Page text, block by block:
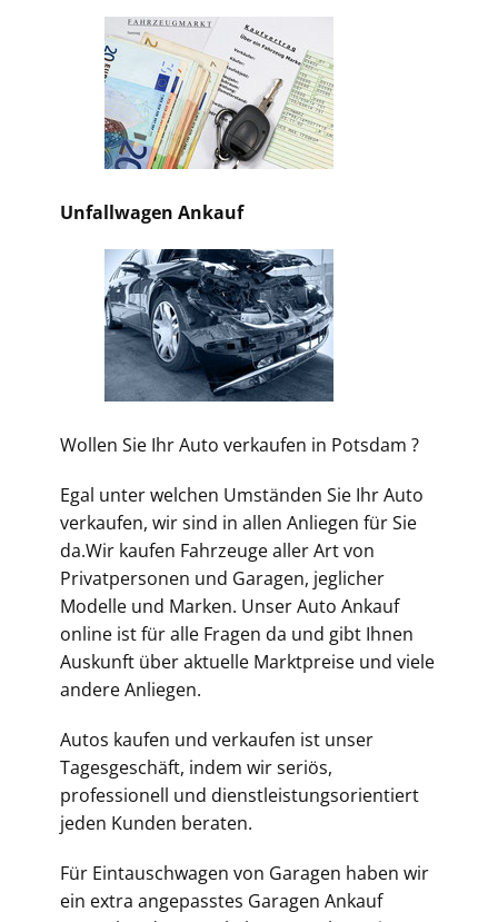
Unfallwagen Ankauf
Wollen Sie Ihr Auto verkaufen in Potsdam ?
Egal unter welchen Umständen Sie IhrAuto
verkaufen, wir sind in allen Anliegen für Sie
da.Wir kaufen Fahrzeuge aller Art von
Privatpersonen und Garagen, jeglicher
Modelle und Marken. Unser Auto Ankauf
online ist für alle Fragen da und gibt Ihnen
Auskunft über aktuelle Marktpreise und viele
andere Anliegen.
Autos kaufen und verkaufen ist unser
Tagesgeschäft, indem wir seriös,
professionell und dienstleistungsorientiert
jeden Kunden beraten.
Für Eintauschwagen von Garagen haben wir
ein extra angepasstes Garagen Ankauf